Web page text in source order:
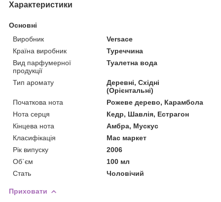
Характеристики
Основні
Виробник
Versace
Країна виробник
Туреччина
Вид парфумерної
продукції
Туалетна вода
Тип аромату
Деревні, Східні
(Орієнтальні)
Початкова нота
Рожеве дерево, Карамбола
Нота серця
Кедр, Шавлія, Естрагон
Кінцева нота
Амбра, Мускус
Класифікація
Мас маркет
Рік випуску
2006
Об`єм
100 мл
Стать
Чоловічий
Приховати